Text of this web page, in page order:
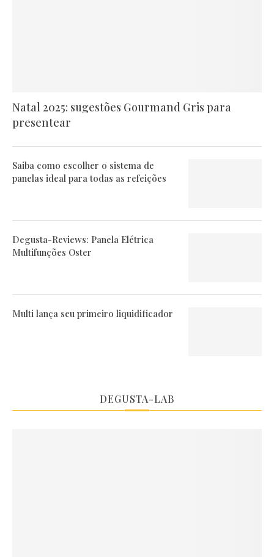
Natal 2025: sugestões Gourmand Gris para
presentear
Saiba como escolher o sistema de
panelas ideal para todas as refeições
Degusta-Reviews: Panela Elétrica
Multifunções Oster
Multi lança seu primeiro liquidificador
DEGUSTA-LAB